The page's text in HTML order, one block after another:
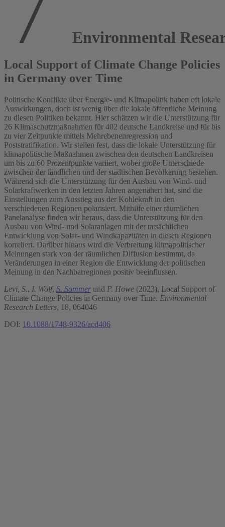
Environmental
Local Support of Climate Change Policies
in Germany over Time
Politische Konflikte über Energie- und Klimapolitik haben oft lokale
Auswirkungen, doch ist wenig über die lokale öffentliche Meinung
zu diesen Politiken bekannt. Hier schätzen wir die Unterstützung für
26 Klimaschutzmaßnahmen für 402 deutsche Landkreise und für bis
zu vier Zeitpunkte mittels Mehrebenenregression und
Poststratifikation. Wir stellen fest, dass die lokale Unterstützung für
klimapolitische Maßnahmen zwischen den deutschen Landkreisen
um bis zu 60 Prozentpunkte variiert, wobei große Unterschiede
zwischen der ländlichen und der städtischen Bevölkerung bestehen.
Während sich die Unterstützung für den Ausbau von Wind- und
Solarkraftwerken in den letzten Jahren angenähert hat, sind die
Einstellungen zum Ausstieg aus der Kohlekraft in den
verschiedenen Regionen polarisiert. Mithilfe einer räumlichen
Panelanalyse finden wir heraus, dass die Unterstützung für den
Ausbau von Wind- und Solaranlagen mit der tatsächlichen
Entwicklung von Solar- und Windkapazitäten in diesen Regionen
korreliert. Darüber hinaus wird die Verbreitung klimapolitischer
Meinungen stark von der räumlichen Diffusion bestimmt, da
Veränderungen in einer Region die Entwicklung der politischen
Meinung in den Nachbarregionen positiv beeinflussen.
Levi, S., I. Wolf, S. Sommer und P. Howe (2023), Local Support of
Climate Change Policies in Germany over Time. Environmental
Research Letters, 18, 064046
DOI: 10.1088/1748-9326/acd406